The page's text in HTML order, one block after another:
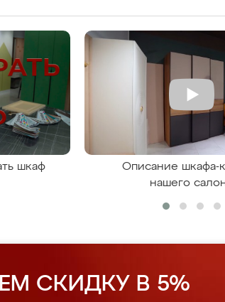
шкаф
Описание шкафа-
нашего
СКИДКУ В 5%